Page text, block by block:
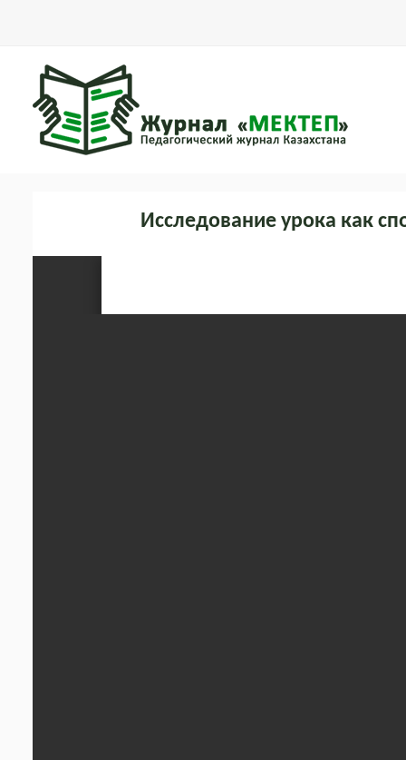
Исследование урока как